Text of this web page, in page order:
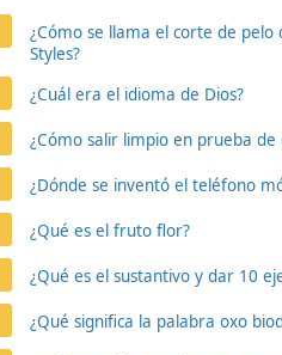
¿Cómo se llama el corte de pelo
Styles?
¿Cuál era el idioma de Dios?
¿Cómo salir limpio en prueba de
¿Dónde se inventó el teléfono
¿Qué es el fruto flor?
¿Qué es el sustantivo y dar 10
¿Qué significa la palabra oxo